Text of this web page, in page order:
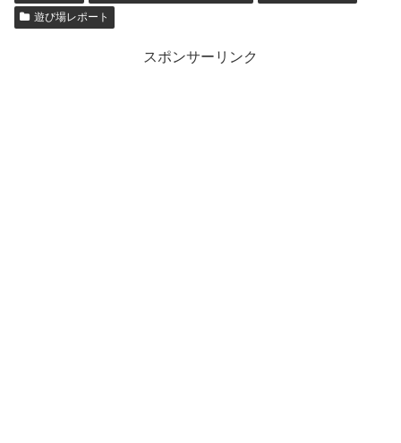
遊び場レポート
スポンサーリンク